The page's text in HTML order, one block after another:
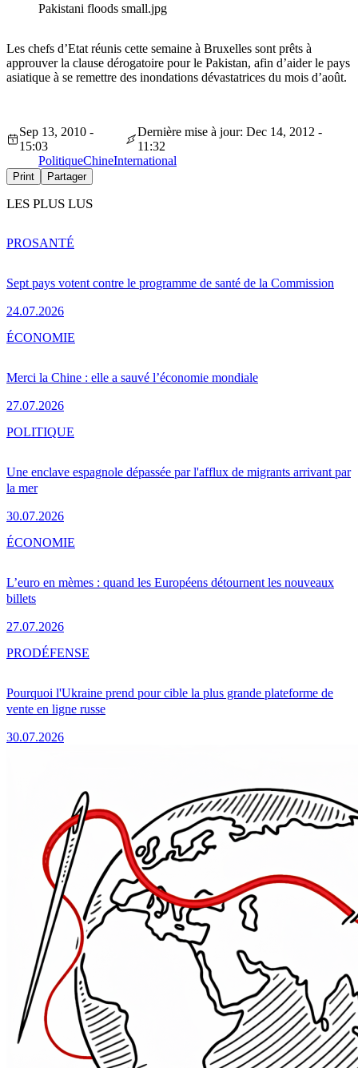
Pakistani floods small.jpg
Les chefs d’Etat réunis cette semaine à Bruxelles sont prêts à
approuver la clause dérogatoire pour le Pakistan, afin d’aider le pays
asiatique à se remettre des inondations dévastatrices du mois d’août.
Sep 13, 2010 -
15:03
Dernière mise à jour: Dec 14, 2012 -
11:32
PolitiqueChineInternational
Print Partager
LES PLUS LUS
Sept pays votent contre le programme de santé de la Commission
24.07.2026
PROSANTÉ
Merci la Chine : elle a sauvé l’économie mondiale
27.07.2026
ÉCONOMIE
Une enclave espagnole dépassée par l'afflux de migrants arrivant par
la mer
30.07.2026
POLITIQUE
L’euro en mèmes : quand les Européens détournent les nouveaux
billets
27.07.2026
ÉCONOMIE
Pourquoi l'Ukraine prend pour cible la plus grande plateforme de
vente en ligne russe
30.07.2026
PRODÉFENSE